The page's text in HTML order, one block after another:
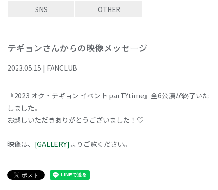
SNS
OTHER
テギョンさんからの映像メッセージ
2023.05.15 | FANCLUB
『2023 オク・テギョン イベント parTYtime』全6公演が終了いた
しました。
お越しいただきありがとうございました！♡
映像は、 [GALLERY] よりご覧ください。